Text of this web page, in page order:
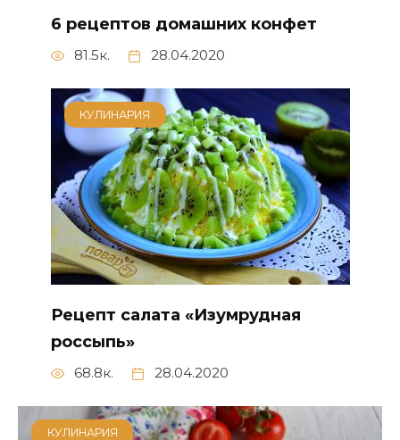
6 рецептов домашних конфет
81.5к. 28.04.2020
КУЛИНАРИЯ
Рецепт салата «Изумрудная
россыпь»
68.8к. 28.04.2020
КУЛИНАРИЯ